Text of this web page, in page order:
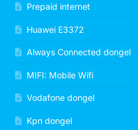
Prepaid internet
Huawei E3372
Always Connected dongel
MIFI: Mobile Wifi
Vodafone dongel
Kpn dongel